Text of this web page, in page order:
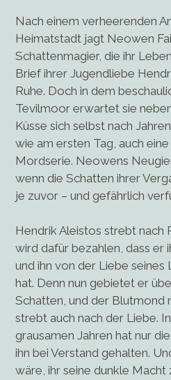
Nach einem verheerenden
Heimatstadt jagt Neowen
Schattenmagier, die ihr
Brief ihrer Jugendliebe
Ruhe. Doch in dem
Tevilmoor erwartet sie
Küsse sich selbst nach
wie am ersten Tag, auch
Mordserie. Neowens
wenn die Schatten ihrer
je zuvor – und gefährlich
Hendrik Aleistos strebt nach
wird dafür bezahlen, dass er
und ihn von der Liebe
hat. Denn nun gebietet er
Schatten, und der Blutmond
strebt auch nach der Liebe.
grausamen Jahren hat nur
ihn bei Verstand gehalten.
wäre, ihr seine dunkle Macht